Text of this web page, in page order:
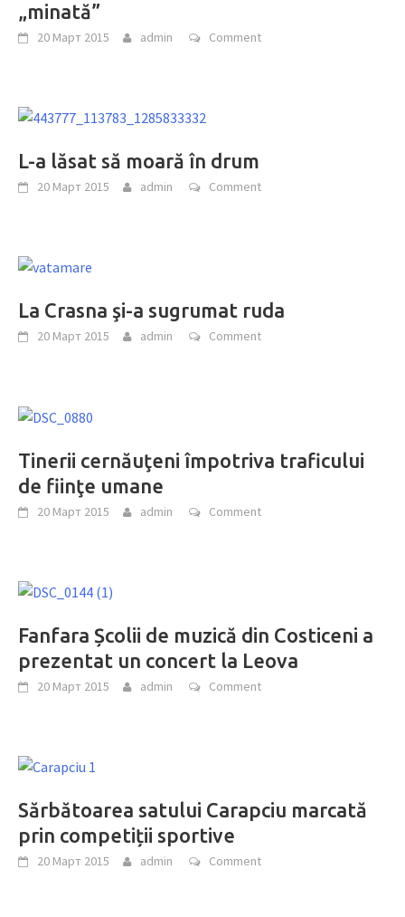
„minată”
20 Март 2015 admin Comment
L-a lăsat să moară în drum
20 Март 2015 admin Comment
La Crasna şi-a sugrumat ruda
20 Март 2015 admin Comment
Tinerii cernăuţeni împotriva traficului
de fiinţe umane
20 Март 2015 admin Comment
Fanfara Școlii de muzică din Costiceni a
prezentat un concert la Leova
20 Март 2015 admin Comment
Sărbătoarea satului Carapciu marcată
prin competiții sportive
20 Март 2015 admin Comment